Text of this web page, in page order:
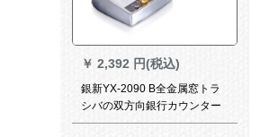
￥ 2,392 円(税込)
銀新YX-2090 B全金属窓トラ
シバの双方向銀行カウンター
病院駅の有料窓口拡声器の大